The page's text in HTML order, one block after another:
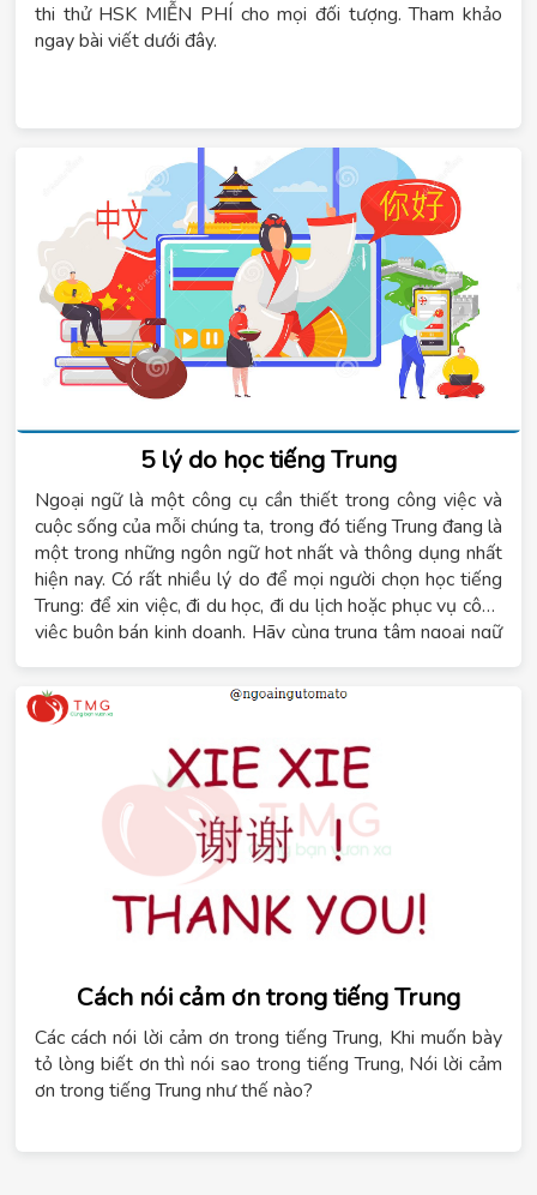
thi thử HSK MIỄN PHÍ cho mọi đối tượng. Tham khảo
ngay bài viết dưới đây.
5 lý do học tiếng Trung
Ngoại ngữ là một công cụ cần thiết trong công việc và
cuộc sống của mỗi chúng ta, trong đó tiếng Trung đang là
một trong những ngôn ngữ hot nhất và thông dụng nhất
hiện nay. Có rất nhiều lý do để mọi người chọn học tiếng
Trung: để xin việc, đi du học, đi du lịch hoặc phục vụ công
việc buôn bán kinh doanh. Hãy cùng trung tâm ngoại ngữ
viết này.
Cách nói cảm ơn trong tiếng Trung
Các cách nói lời cảm ơn trong tiếng Trung, Khi muốn bày
tỏ lòng biết ơn thì nói sao trong tiếng Trung, Nói lời cảm
ơn trong tiếng Trung như thế nào?